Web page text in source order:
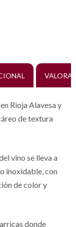
Rioja Alavesa y
de textura
vino se lleva a
inoxidable, con
de color y
donde